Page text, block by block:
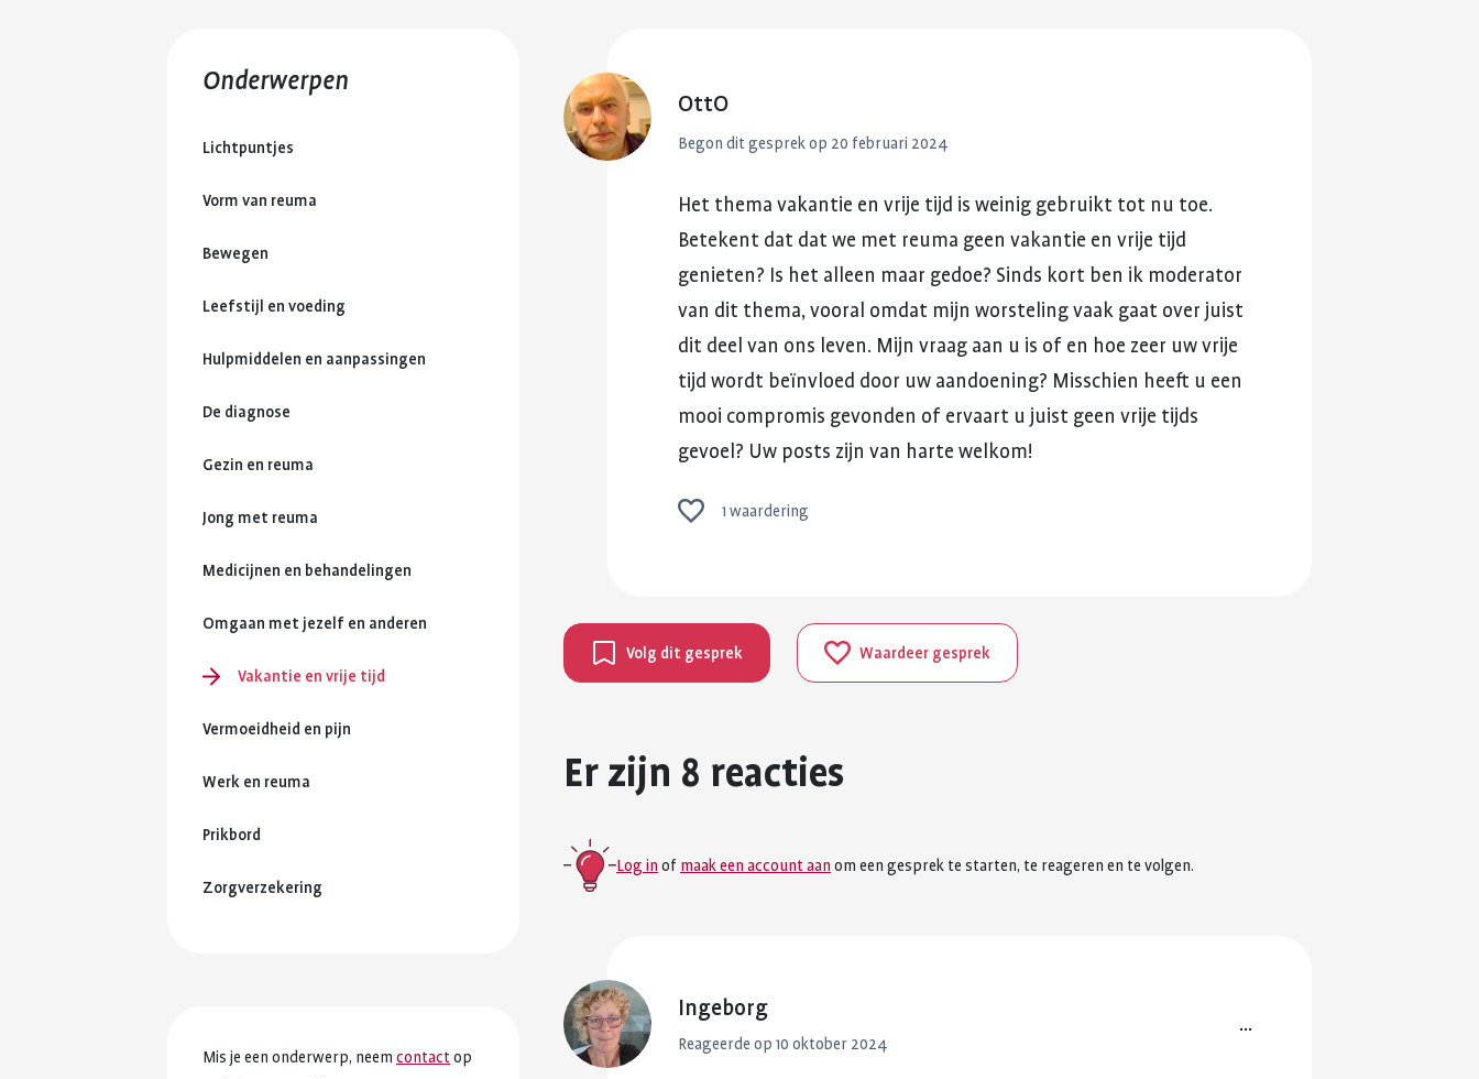
periode met reuma
Zorgen voor een ander met reuma
Appwijzer
Onderwerpen
Lichtpuntjes
Vorm van reuma
Bewegen
Leefstijl en voeding
Hulpmiddelen en aanpassingen
De diagnose
Gezin en reuma
Jong met reuma
Medicijnen en behandelingen
Omgaan met jezelf en anderen
Vakantie en vrije tijd
Vermoeidheid en pijn
Werk en reuma
Prikbord
Zorgverzekering
Mis je een onderwerp, neem contactop
OttO
Begon dit gesprek op 20 februari 2024
Het thema vakantie en vrije tijd is weinig gebruikt tot nu toe.
Betekent dat dat we met reuma geen vakantie en vrije tijd
genieten? Is het alleen maar gedoe? Sinds kort ben ik moderator
van dit thema, vooral omdat mijn worsteling vaak gaat over juist
dit deel van ons leven. Mijn vraag aan u is of en hoe zeer uw vrije
tijd wordt beïnvloed door uw aandoening? Misschien heeft u een
mooi compromis gevonden of ervaart u juist geen vrije tijds
gevoel? Uw posts zijn van harte welkom!
1 waardering
Volg dit gesprek Waardeer gesprek
Er zijn 8 reacties
Log in of maak een account aan om een gesprek te starten, te reageren en te volgen.
Ingeborg
Reageerde op 10 oktober 2024
...